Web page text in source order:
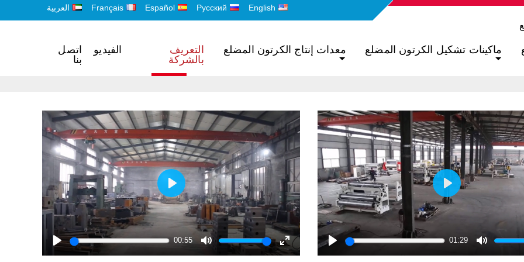
English
Русский
Español
Français العربية
ماكينات تشكيل الكرتون المضلع معدات إنتاج الكرتون المضلع
التعريف
بالشركة
الفيديو
اتصل
بنا
Play
01:29
Mute
Play
Play
00:55
Mute Enter
Play